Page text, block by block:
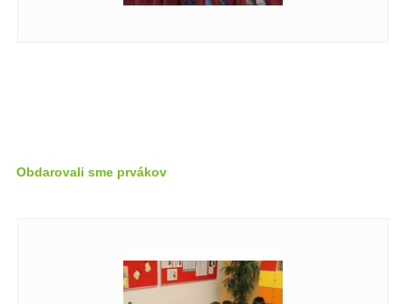
Obdarovali sme prvákov